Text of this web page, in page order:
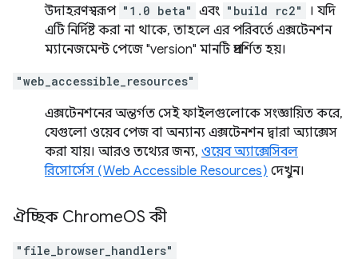
উদাহরণস্বরূপ "1.0 beta" এবং "build rc2"
। যদি
এটি নির্দিষ্ট করা না থাকে, তাহলে এর পরিবর্তে এক্সটেনশন
ম্যানেজমেন্ট পেজে "version" মানটি প্রদর্শিত হয়।
"web_accessible_resources"
এক্সটেনশনের অন্তর্গত সেই ফাইলগুলোকে সংজ্ঞায়িত করে,
যেগুলো ওয়েব পেজ বা অন্যান্য এক্সটেনশন দ্বারা অ্যাক্সেস
করা যায়। আরও তথ্যের জন্য, ওয়েব অ্যাক্সেসিবল
রিসোর্সেস (Web Accessible Resources) দেখুন।
ঐচ্ছিক ChromeOS কী
"file_browser_handlers"